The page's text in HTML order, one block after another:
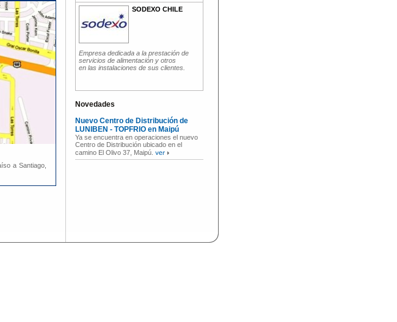
a Santiago,
SODEXO CHILE
Empresa dedicada a la prestación de
servicios de alimentación y otros
en las instalaciones de sus clientes.
Novedades
Nuevo Centro de Distribución de
LUNIBEN - TOPFRIO en Maipú
Ya se encuentra en operaciones el nuevo
Centro de Distribución ubicado en el
camino El Olivo 37, Maipú.